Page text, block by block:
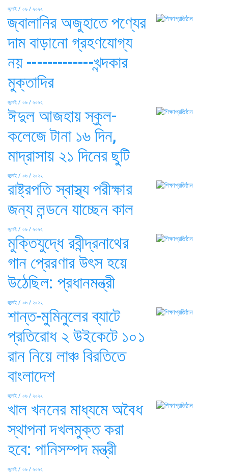
জুলাই / ০৬ / ২০২২
জ্বালানির অজুহাতে পণ্যের
দাম বাড়ানো গ্রহণযোগ্য
নয় -------------খন্দকার
মুক্তাদির
জুলাই / ০৬ / ২০২২
ঈদুল আজহায় স্কুল-
কলেজে টানা ১৬ দিন,
মাদ্রাসায় ২১ দিনের ছুটি
জুলাই / ০৬ / ২০২২
রাষ্ট্রপতি স্বাস্থ্য পরীক্ষার
জন্য লন্ডনে যাচ্ছেন কাল
জুলাই / ০৬ / ২০২২
মুক্তিযুদ্ধে রবীন্দ্রনাথের
গান প্রেরণার উৎস হয়ে
উঠেছিল: প্রধানমন্ত্রী
জুলাই / ০৬ / ২০২২
শান্ত-মুমিনুলের ব্যাটে
প্রতিরোধ ২ উইকেটে ১০১
রান নিয়ে লাঞ্চ বিরতিতে
বাংলাদেশ
জুলাই / ০৬ / ২০২২
খাল খননের মাধ্যমে অবৈধ
স্থাপনা দখলমুক্ত করা
হবে: পানিসম্পদ মন্ত্রী
জুলাই / ০৬ / ২০২২